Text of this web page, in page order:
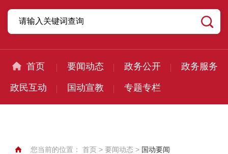
首页 要闻动态 政务公开 政务服务
政民互动 国动宣教 专题专栏
您当前的位置： 首页 > 要闻动态 > 国动要闻